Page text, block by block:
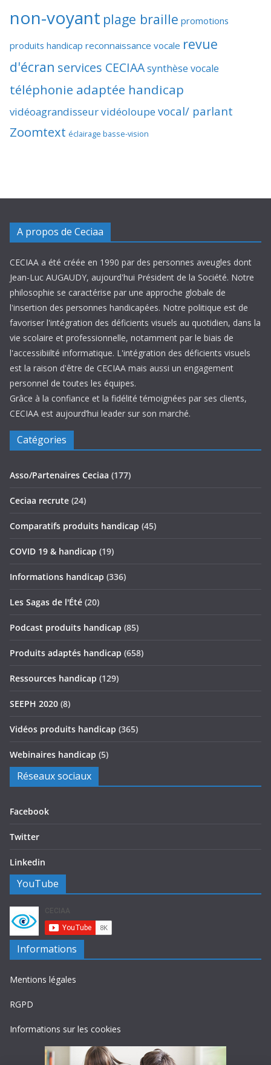
non-voyant plage braille promotions
produits handicap reconnaissance vocale revue
d'écran services CECIAAsynthèse vocale
téléphonie adaptée handicap
vidéoagrandisseurvidéoloupevocal/ parlant
Zoomtext éclairage basse-vision
A propos de Ceciaa
CECIAA a été créée en 1990 par des personnes aveugles dont
Jean-Luc AUGAUDY, aujourd'hui Président de la Société. Notre
philosophie se caractérise par une approche globale de
l'insertion des personnes handicapées. Notre politique est de
favoriser l'intégration des déficients visuels au quotidien, dans la
vie scolaire et professionnelle, notamment par le biais de
l'accessibiilté informatique. L'intégration des déficients visuels
est la raison d'être de CECIAA mais aussi un engagement
personnel de toutes les équipes.
Grâce à la confiance et la fidélité témoignées par ses clients,
CECIAA est aujourd’hui leader sur son marché.
Catégories
Asso/Partenaires Ceciaa (177)
Ceciaa recrute (24)
Comparatifs produits handicap (45)
COVID 19 & handicap (19)
Informations handicap (336)
Les Sagas de l'Été (20)
Podcast produits handicap (85)
Produits adaptés handicap (658)
Ressources handicap (129)
SEEPH 2020 (8)
Vidéos produits handicap (365)
Webinaires handicap (5)
Réseaux sociaux
Facebook
Twitter
Linkedin
YouTube
Informations
Mentions légales
RGPD
Informations sur les cookies